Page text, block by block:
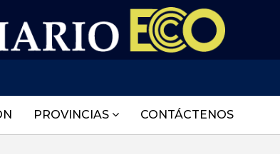
PROVINCIAS CONTÁCTENOS